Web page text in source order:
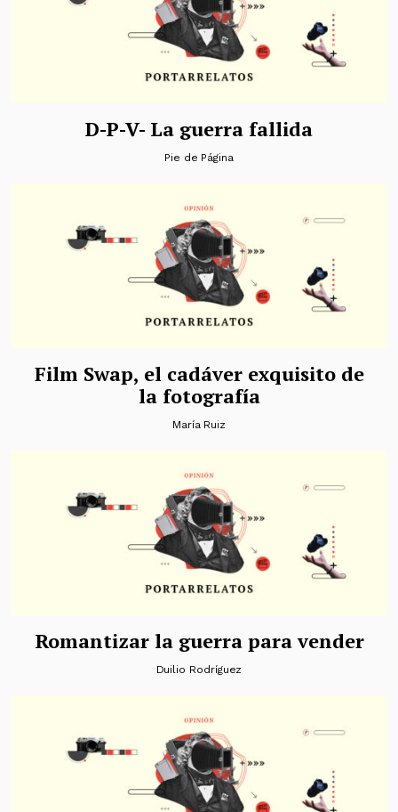
D-P-V- La guerra fallida
Pie de Página
Film Swap, el cadáver exquisito de
la fotografía
María Ruiz
Romantizar la guerra para vender
Duilio Rodríguez